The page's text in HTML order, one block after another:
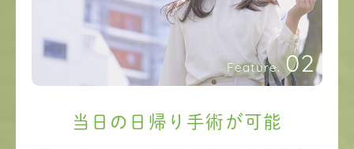
Feature. 02
当日の日帰り手術が可能